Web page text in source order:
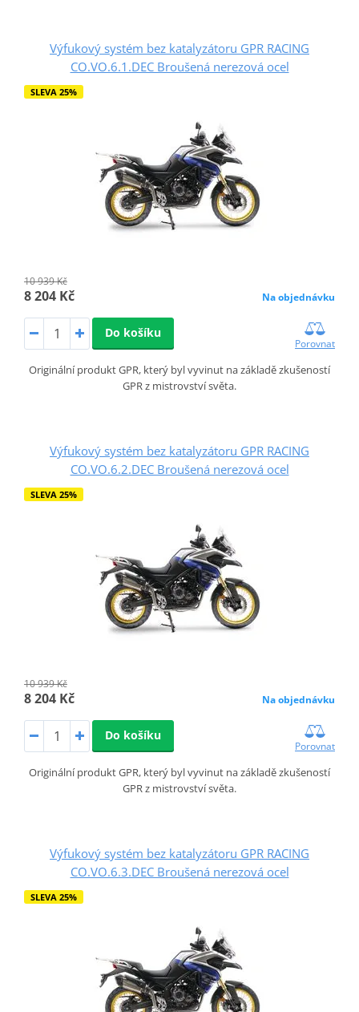
Výfukový systém bez katalyzátoru GPR RACING
CO.VO.6.1.DEC Broušená nerezová ocel
SLEVA 25%
10 939 Kč
8 204 Kč Na objednávku
Do košíku
Porovnat
Originální produkt GPR, který byl vyvinut na základě zkušeností
GPR z mistrovství světa.
Výfukový systém bez katalyzátoru GPR RACING
CO.VO.6.2.DEC Broušená nerezová ocel
SLEVA 25%
10 939 Kč
8 204 Kč Na objednávku
Do košíku
Porovnat
Originální produkt GPR, který byl vyvinut na základě zkušeností
GPR z mistrovství světa.
Výfukový systém bez katalyzátoru GPR RACING
CO.VO.6.3.DEC Broušená nerezová ocel
SLEVA 25%